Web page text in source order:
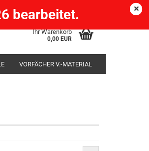
Kundenlogin
Ihr Warenkorb
0,00 EUR
bearbeitet.
VORFÄCHER V.-MATERIAL